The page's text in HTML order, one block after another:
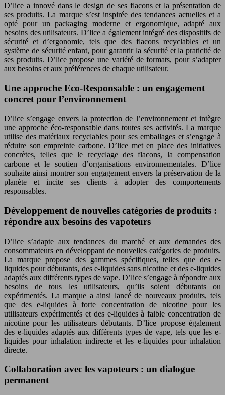
D’lice a innové dans le design de ses flacons et la présentation de
ses produits. La marque s’est inspirée des tendances actuelles et a
opté pour un packaging moderne et ergonomique, adapté aux
besoins des utilisateurs. D’lice a également intégré des dispositifs de
sécurité et d’ergonomie, tels que des flacons recyclables et un
système de sécurité enfant, pour garantir la sécurité et la praticité de
ses produits. D’lice propose une variété de formats, pour s’adapter
aux besoins et aux préférences de chaque utilisateur.
Une approche Eco-Responsable : un engagement
concret pour l’environnement
D’lice s’engage envers la protection de l’environnement et intègre
une approche éco-responsable dans toutes ses activités. La marque
utilise des matériaux recyclables pour ses emballages et s’engage à
réduire son empreinte carbone. D’lice met en place des initiatives
concrètes, telles que le recyclage des flacons, la compensation
carbone et le soutien d’organisations environnementales. D’lice
souhaite ainsi montrer son engagement envers la préservation de la
planète et incite ses clients à adopter des comportements
responsables.
Développement de nouvelles catégories de produits :
répondre aux besoins des vapoteurs
D’lice s’adapte aux tendances du marché et aux demandes des
consommateurs en développant de nouvelles catégories de produits.
La marque propose des gammes spécifiques, telles que des e-
liquides pour débutants, des e-liquides sans nicotine et des e-liquides
adaptés aux différents types de vape. D’lice s’engage à répondre aux
besoins de tous les utilisateurs, qu’ils soient débutants ou
expérimentés. La marque a ainsi lancé de nouveaux produits, tels
que des e-liquides à forte concentration de nicotine pour les
utilisateurs expérimentés et des e-liquides à faible concentration de
nicotine pour les utilisateurs débutants. D’lice propose également
des e-liquides adaptés aux différents types de vape, tels que les e-
liquides pour inhalation indirecte et les e-liquides pour inhalation
directe.
Collaboration avec les vapoteurs : un dialogue
permanent